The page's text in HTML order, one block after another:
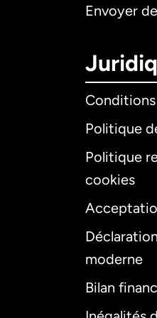
Envoyer
Politique
Politique
cookies
moderne
Bilan